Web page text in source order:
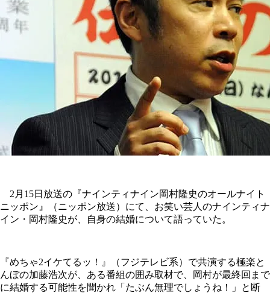
2月15日放送の『ナインティナイン岡村隆史のオールナイト
ニッポン』（ニッポン放送）にて、お笑い芸人のナインティナ
イン・岡村隆史が、自身の結婚について語っていた。
『めちゃ2イケてるッ！』（フジテレビ系）で共演する極楽と
んぼの加藤浩次が、ある番組の囲み取材で、岡村が最終回まで
に結婚する可能性を聞かれ「たぶん無理でしょうね！」と断